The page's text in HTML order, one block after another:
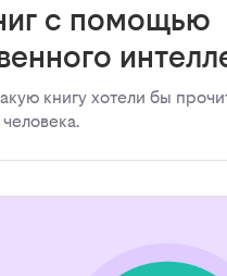
с помощью
книгу хотели бы